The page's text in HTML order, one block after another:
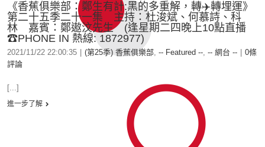
《香蕉俱樂部：鄭生有計:黑的多重解，轉✈️轉埋運》
第二十五季二十一集 主持：杜浚斌、何慕詩、科
林 嘉賓：鄭遨汶先生 (逢星期二四晚上10點直播
☎PHONE IN 熱線: 1872977)
2021/11/22 22:00:35 (第25季) 香蕉俱樂部, -- Featured --, -- 網台 --
0條
評論
[...]
進一步了解